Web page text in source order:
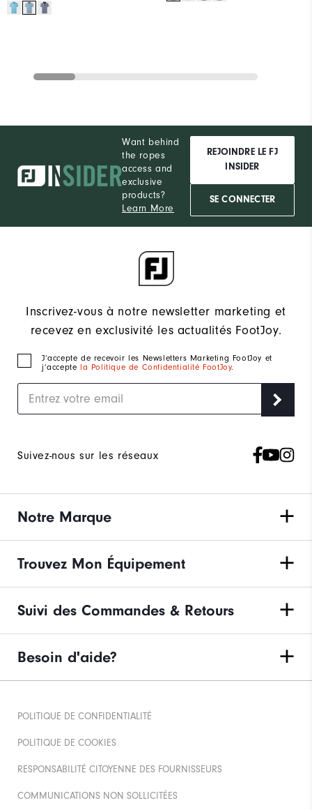
Want behind
the ropes
access and
exclusive
products?
Learn More
REJOINDRE LE FJ
INSIDER
SE CONNECTER
Inscrivez-vous à notre newsletter marketing et
recevez en exclusivité les actualités FootJoy.
J‘accepte de recevoir les Newsletters Marketing FootJoy et
j’accepte la Politique de Confidentialité FootJoy.
Suivez-nous sur les réseaux
Notre Marque
Trouvez Mon Équipement
Suivi des Commandes & Retours
Besoin d'aide?
POLITIQUE DE CONFIDENTIALITÉ
POLITIQUE DE COOKIES
RESPONSABILITÉ CITOYENNE DES FOURNISSEURS
COMMUNICATIONS NON SOLLICITÉES